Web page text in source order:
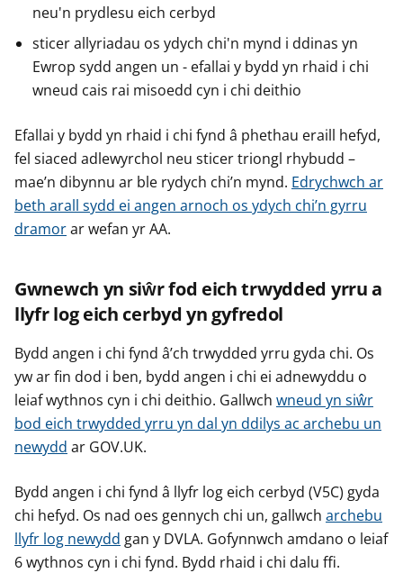
neu'n prydlesu eich cerbyd
sticer allyriadau os ydych chi'n mynd i ddinas yn
Ewrop sydd angen un - efallai y bydd yn rhaid i chi
wneud cais rai misoedd cyn i chi deithio
Efallai y bydd yn rhaid i chi fynd â phethau eraill hefyd,
fel siaced adlewyrchol neu sticer triongl rhybudd –
mae’n dibynnu ar ble rydych chi’n mynd. Edrychwch ar
beth arall sydd ei angen arnoch os ydych chi’n gyrru
dramorar wefan yr AA.
Gwnewch yn siŵr fod eich trwydded yrru a
llyfr log eich cerbyd yn gyfredol
Bydd angen i chi fynd â’ch trwydded yrru gyda chi. Os
yw ar fin dod i ben, bydd angen i chi ei adnewyddu o
leiaf wythnos cyn i chi deithio. Gallwch wneud yn siŵr
bod eich trwydded yrru yn dal yn ddilys ac archebu un
newydd ar GOV.UK.
Bydd angen i chi fynd â llyfr log eich cerbyd (V5C) gyda
chi hefyd. Os nad oes gennych chi un, gallwch archebu
llyfr log newydd gan y DVLA. Gofynnwch amdano o leiaf
6 wythnos cyn i chi fynd. Bydd rhaid i chi dalu ffi.